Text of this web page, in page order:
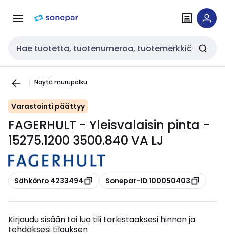
navigointiinsisältöön
Haku
Näytä murupolku
Varastointi päättyy
FAGERHULT - Yleisvalaisin pinta -
15275.1200 3500.840 VA LJ
Kopioi
Sähkönro 4233494 Kopioi
Sonepar-ID 100050403
Kirjaudu sisään tai luo tili tarkistaaksesi hinnan ja
tehdäksesi tilauksen